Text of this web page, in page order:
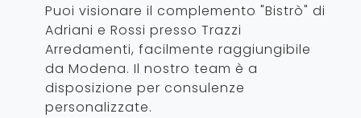
Puoi visionare il complemento "Bistrò" di
Adriani e Rossi presso Trazzi
Arredamenti, facilmente raggiungibile
da Modena. Il nostro team è a
disposizione per consulenze
personalizzate.